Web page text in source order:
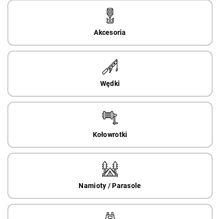
Akcesoria
Wędki
Kołowrotki
Namioty / Parasole